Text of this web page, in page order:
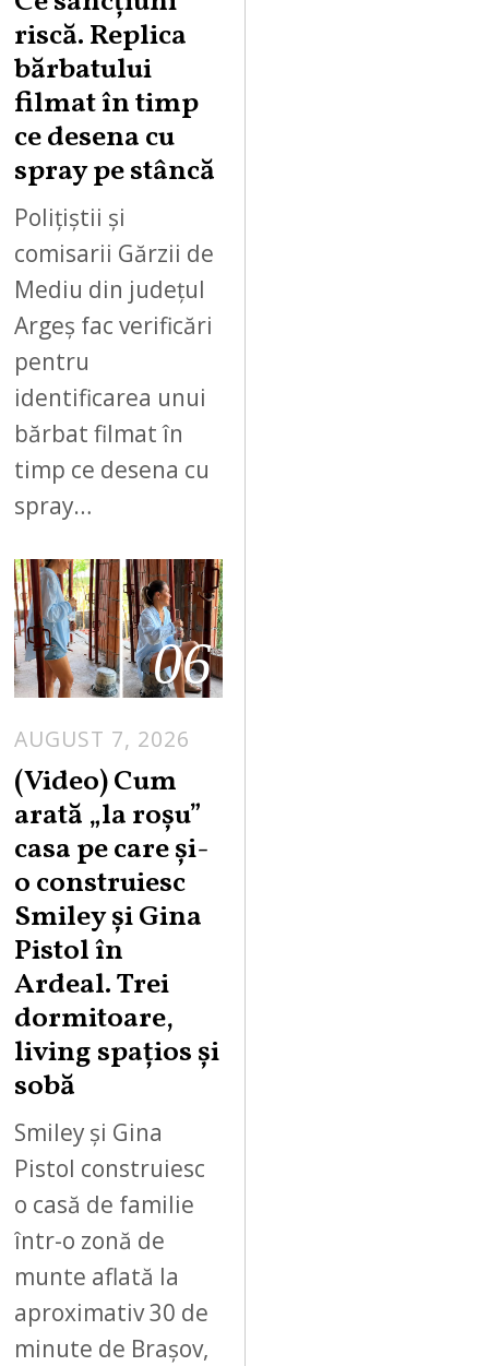
riscă. Replica
bărbatului
filmat în timp
ce desena cu
spray pe stâncă
Polițiștii și
comisarii Gărzii de
Mediu din județul
Argeș fac verificări
pentru
identificarea unui
bărbat filmat în
timp ce desena cu
spray…
06
AUGUST 7, 2026
(Video) Cum
arată „la roşu”
casa pe care şi-
o construiesc
Smiley şi Gina
Pistol în
Ardeal. Trei
dormitoare,
living spațios și
sobă
Smiley și Gina
Pistol construiesc
o casă de familie
într-o zonă de
munte aflată la
aproximativ 30 de
minute de Brașov,